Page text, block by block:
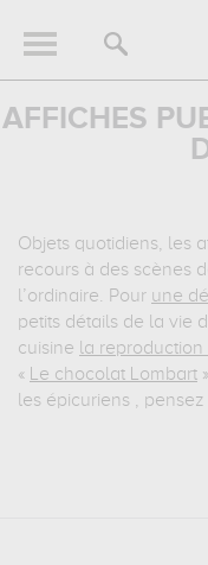
AFFICHES
Objets quotidiens, les
recours à des scènes
l’ordinaire. Pour une
petits détails de la vie
cuisine la
« Le chocolat Lombart
les épicuriens ,